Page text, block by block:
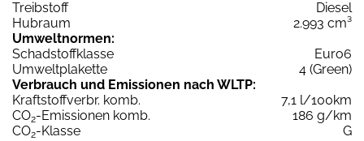
Treibstoff
Diesel
Hubraum
2.993 cm³
Umweltnormen:
Schadstoffklasse
Euro6
Umweltplakette
4 (Green)
Verbrauch und Emissionen nach WLTP:
Kraftstoffverbr. komb.
7,1 l/100km
CO2-Emissionen komb.
186 g/km
CO2-Klasse
G